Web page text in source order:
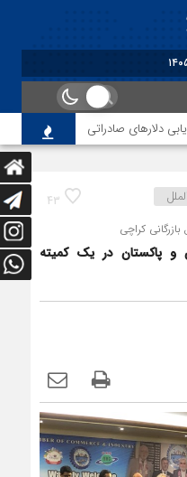
دلارهای صادراتی از اصلاح
43
کراچی
و پاکستان در یک کمیته